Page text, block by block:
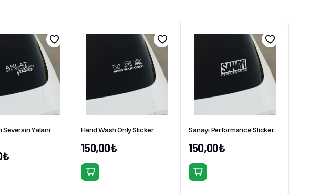
Seversin Yalanı
₺
Hand Wash Only Sticker
150,00₺
Bu
Sanayi Performance Sticker
150,00₺
Bu